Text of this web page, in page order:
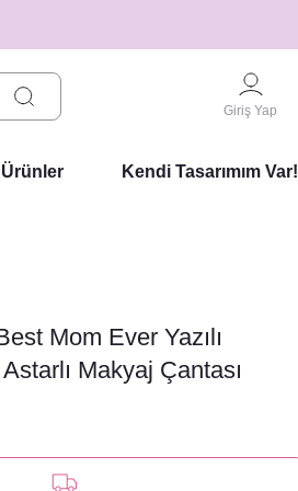
Giriş Yap
Ürünler Kendi Tasarımım Var!
Mom Ever Yazılı
Makyaj Çantası